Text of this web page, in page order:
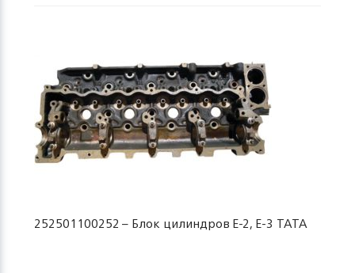
252501100252 – Блок цилиндров Е-2, Е-3 TATA